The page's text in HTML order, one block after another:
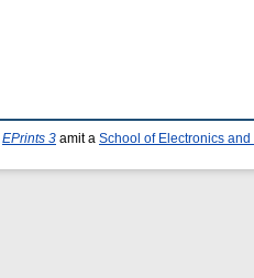
EPrints 3 amit a School of Electronics